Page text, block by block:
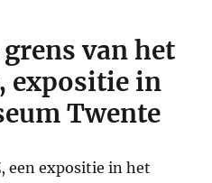
van het
expositie in
Twente
een expositie in het